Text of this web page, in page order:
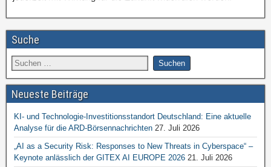
Suche
Neueste Beiträge
KI- und Technologie-Investitionsstandort Deutschland: Eine aktuelle
Analyse für die ARD-Börsennachrichten 27. Juli 2026
„AI as a Security Risk: Responses to New Threats in Cyberspace“ –
Keynote anlässlich der GITEX AI EUROPE 2026 21. Juli 2026